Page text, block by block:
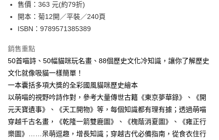
每筆NT$100，滿NT$499(含以上)免運費
售價：363 元(約79折)
開本：菊12開／平裝／240頁
ISBN：9789571385389
銷售重點
50首喵詩、50幅貓咪玩名畫、88個歷史文化冷知識，讓你了解歷史
文化就像吸貓一樣簡單！
一本囊括多項大獎的全彩國風貓咪歷史繪本
以萌喵的視野吟詩作對，參考大量傳世古籍《東京夢華錄》、《開
元天寶遺事》、《天工開物》等，每個知識都有理有據；透過萌喵
穿越千古名畫，《乾隆一箭雙鹿圖》、《槐蔭消夏圖》、《雍正行
樂圖》……呆萌逗趣，增長知識；穿越古代必備指南，從食衣住行